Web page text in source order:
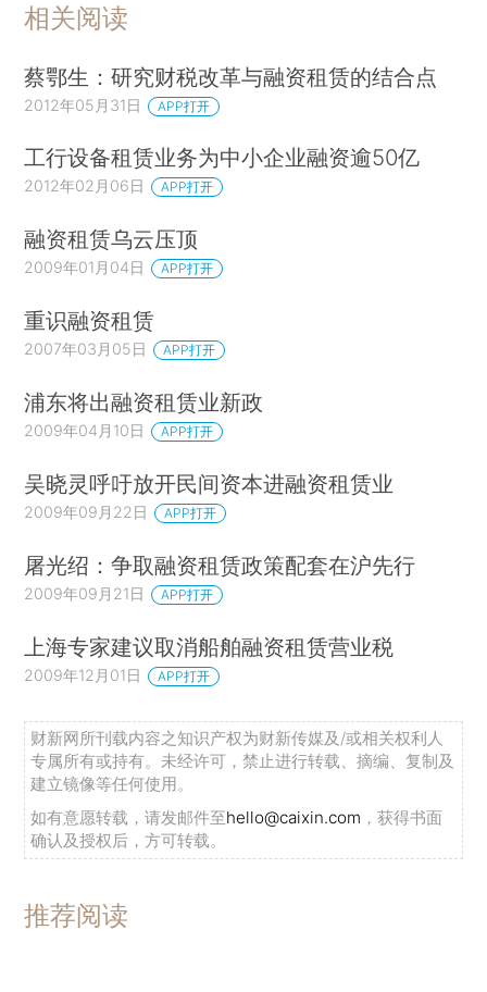
相关阅读
蔡鄂生：研究财税改革与融资租赁的结合点
2012年05月31日 APP打开
工行设备租赁业务为中小企业融资逾50亿
2012年02月06日 APP打开
融资租赁乌云压顶
2009年01月04日 APP打开
重识融资租赁
2007年03月05日 APP打开
浦东将出融资租赁业新政
2009年04月10日 APP打开
吴晓灵呼吁放开民间资本进融资租赁业
2009年09月22日 APP打开
屠光绍：争取融资租赁政策配套在沪先行
2009年09月21日 APP打开
上海专家建议取消船舶融资租赁营业税
2009年12月01日 APP打开
财新网所刊载内容之知识产权为财新传媒及/或相关权利人
专属所有或持有。未经许可，禁止进行转载、摘编、复制及
建立镜像等任何使用。
如有意愿转载，请发邮件至hello@caixin.com ，获得书面
确认及授权后，方可转载。
推荐阅读